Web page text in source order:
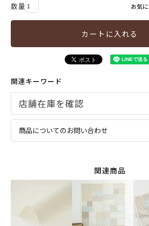
お気
カートに入れる
関連キーワード
商品についてのお問い合わせ
関連商品